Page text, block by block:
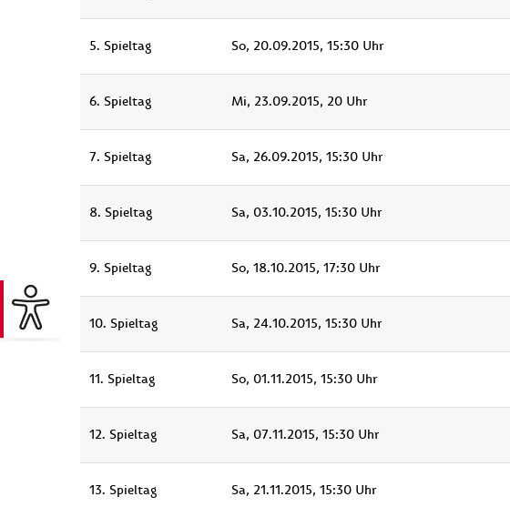
5. Spieltag So, 20.09.2015, 15:30 Uhr
6. Spieltag Mi, 23.09.2015, 20 Uhr
7. Spieltag Sa, 26.09.2015, 15:30 Uhr
8. Spieltag Sa, 03.10.2015, 15:30 Uhr
9. Spieltag So, 18.10.2015, 17:30 Uhr
10. Spieltag Sa, 24.10.2015, 15:30 Uhr
11. Spieltag So, 01.11.2015, 15:30 Uhr
12. Spieltag Sa, 07.11.2015, 15:30 Uhr
13. Spieltag Sa, 21.11.2015, 15:30 Uhr